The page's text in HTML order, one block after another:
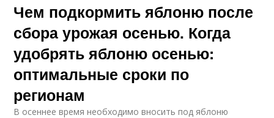
Чем подкормить яблоню после
сбора урожая осенью. Когда
удобрять яблоню осенью:
оптимальные сроки по
регионам
В осеннее время необходимо вносить под яблоню